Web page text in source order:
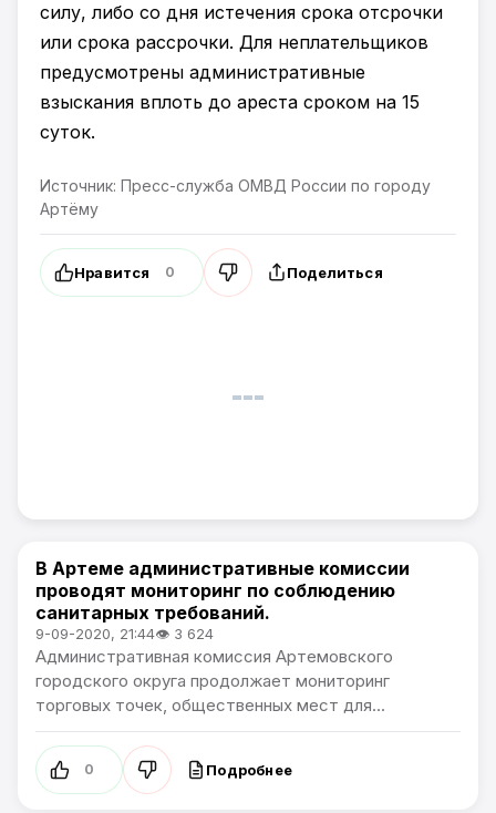
силу, либо со дня истечения срока отсрочки
или срока рассрочки. Для неплательщиков
предусмотрены административные
взыскания вплоть до ареста сроком на 15
суток.
Источник: Пресс-служба ОМВД России по городу
Артёму
Нравится 0 Поделиться
Общество
В Артеме административные комиссии
проводят мониторинг по соблюдению
санитарных требований.
9-09-2020, 21:44👁 3 624
Административная комиссия Артемовского
городского округа продолжает мониторинг
торговых точек, общественных мест для...
0 Подробнее